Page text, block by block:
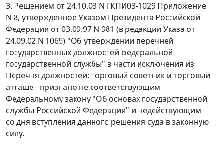
3. Решением от 24.10.03 N ГКПИ03-1029 Приложение
N 8, утвержденноеУказом Президента Российской
Федерации от 03.09.97 N 981 (в редакции Указа от
24.09.02 N 1069) "Об утверждении перечней
государственных должностей федеральной
государственной службы" в части исключения из
Перечня должностей: торговый советник и торговый
атташе - признано не соответствующим
Федеральному закону "Об основах государственной
службы Российской Федерации" и недействующим
со дня вступления данного решения суда в законную
силу.